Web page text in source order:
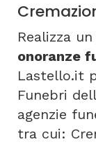
Realizza
onoranze
Lastello.it
Funebri
agenzie
tra cui: